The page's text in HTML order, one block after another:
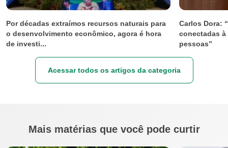
Por décadas extraímos recursos naturais para
o desenvolvimento econômico, agora é hora
de investi...
Carlos Dora:
conectadas
pessoas”
Acessar todos os artigos da categoria
Mais matérias que você pode curtir